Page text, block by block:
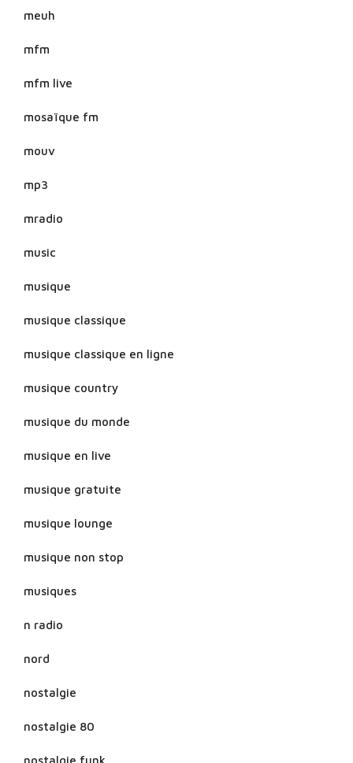
meuh
mfm
mfm live
mosaïque fm
mouv
mp3
mradio
music
musique
musique classique
musique classique en ligne
musique country
musique du monde
musique en live
musique gratuite
musique lounge
musique non stop
musiques
n radio
nord
nostalgie
nostalgie 80
nostalgie funk